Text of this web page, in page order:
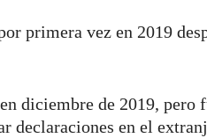
primera vez en 2019
diciembre de 2019, pero
declaraciones en el